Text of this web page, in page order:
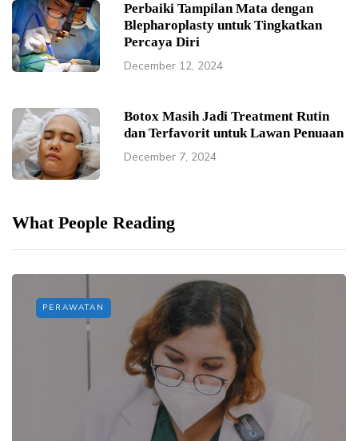
Perbaiki Tampilan Mata dengan
Blepharoplasty untuk Tingkatkan
Percaya Diri
December 12, 2024
Botox Masih Jadi Treatment Rutin
dan Terfavorit untuk Lawan Penuaan
December 7, 2024
What People Reading
PERAWATAN